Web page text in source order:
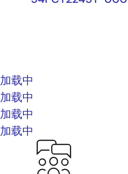
加载中
加载中
加载中
加载中